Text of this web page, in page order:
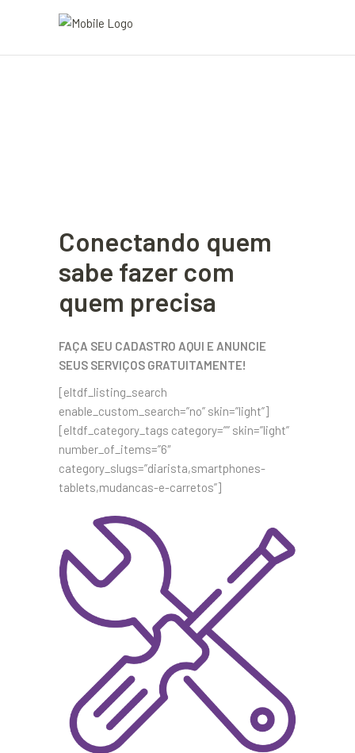
Conectando quem
sabe fazer com
quem precisa
FAÇA SEU CADASTRO AQUI E ANUNCIE
SEUS SERVIÇOS GRATUITAMENTE!
[eltdf_listing_search
enable_custom_search=”no” skin=”light”]
[eltdf_category_tags category=”” skin=”light”
number_of_items=”6″
category_slugs=”diarista,smartphones-
tablets,mudancas-e-carretos”]